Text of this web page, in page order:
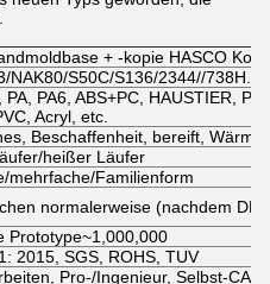
+ -kopie HASCO
NAK80/S50C/S136/2344//
PA, PA6, ABS+PC, HAUSTIER,
Acryl, etc.
Beschaffenheit, bereift,
heißer Läufer
mehrfache/Familienform
normalerweise (nachdem
Prototype~1,000,000
2015, SGS, ROHS, TUV
Pro-/Ingenieur, Selbst-CAD